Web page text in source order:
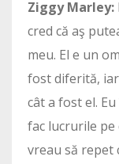
Ziggy Marley:
cred că aş
meu. El e un
fost diferită,
cât a fost el.
fac lucrurile pe
vreau să repet